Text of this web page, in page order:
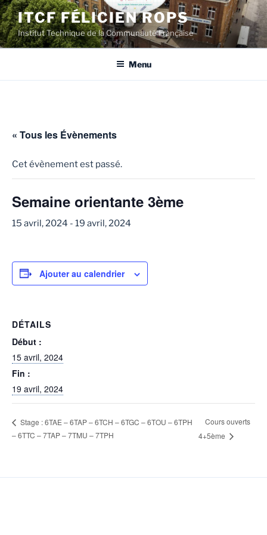
Aller
au
contenu
principal
ITCF FÉLICIEN ROPS
Institut Technique de la Communauté Française
Menu
« Tous les Évènements
Cet évènement est passé.
Semaine orientante 3ème
15 avril, 2024 - 19 avril, 2024
Ajouter au calendrier
DÉTAILS
Début :
15 avril, 2024
Fin :
19 avril, 2024
Stage : 6TAE – 6TAP – 6TCH – 6TGC – 6TOU – 6TPH
– 6TTC – 7TAP – 7TMU – 7TPH
Cours ouverts
4+5ème